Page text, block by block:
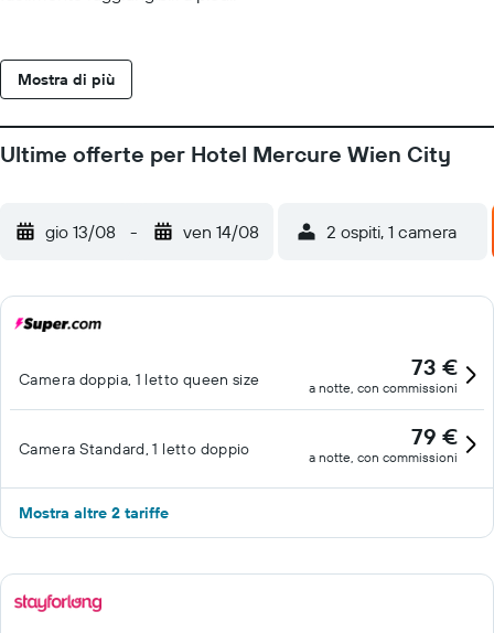
Mostra di più
Ultime offerte per Hotel Mercure Wien City
gio 13/08 - ven 14/08 2 ospiti, 1 camera
Camera doppia, 1 letto queen size 73 €
a notte, con commissioni
Camera Standard, 1 letto doppio 79 €
a notte, con commissioni
Mostra altre 2 tariffe